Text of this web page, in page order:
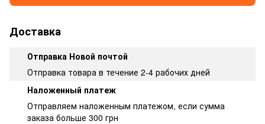
Доставка
Отправка Новой почтой
Отправка товара в течение 2-4 рабочих дней
Наложенный платеж
Отправляем наложенным платежом, если сумма
заказа больше 300 грн